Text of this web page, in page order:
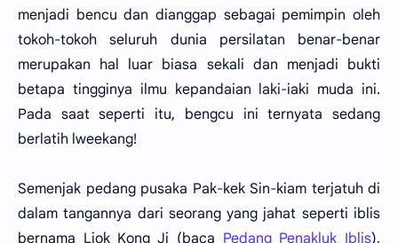
menjadi bencu dan dianggap sebagai pemimpin oleh
tokoh-tokoh seluruh dunia persilatan benar-benar
merupakan hal luar biasa sekali dan menjadi bukti
betapa tingginya ilmu kepandaian laki-iaki muda ini.
Pada saat seperti itu, bengcu ini ternyata sedang
berlatih lweekang!
Semenjak pedang pusaka Pak-kek Sin-kiam terjatuh di
dalam tangannya dari seorang yang jahat seperti iblis
bernama Liok Kong Ji (baca Pedang Penakluk Iblis),